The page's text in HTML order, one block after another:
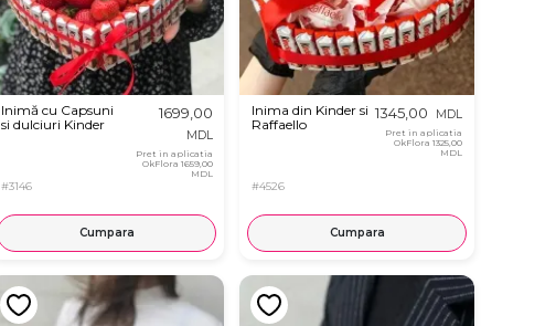
Inimă cu Capsuni
si dulciuri Kinder
#3146
1699,00
MDL
Pret in aplicatia
OkFlora 1659,00
MDL
Cumpara
Inima din Kinder si
Raffaello
#4526
1345,00 MDL
Pret in aplicatia
OkFlora1325,00
MDL
Cumpara